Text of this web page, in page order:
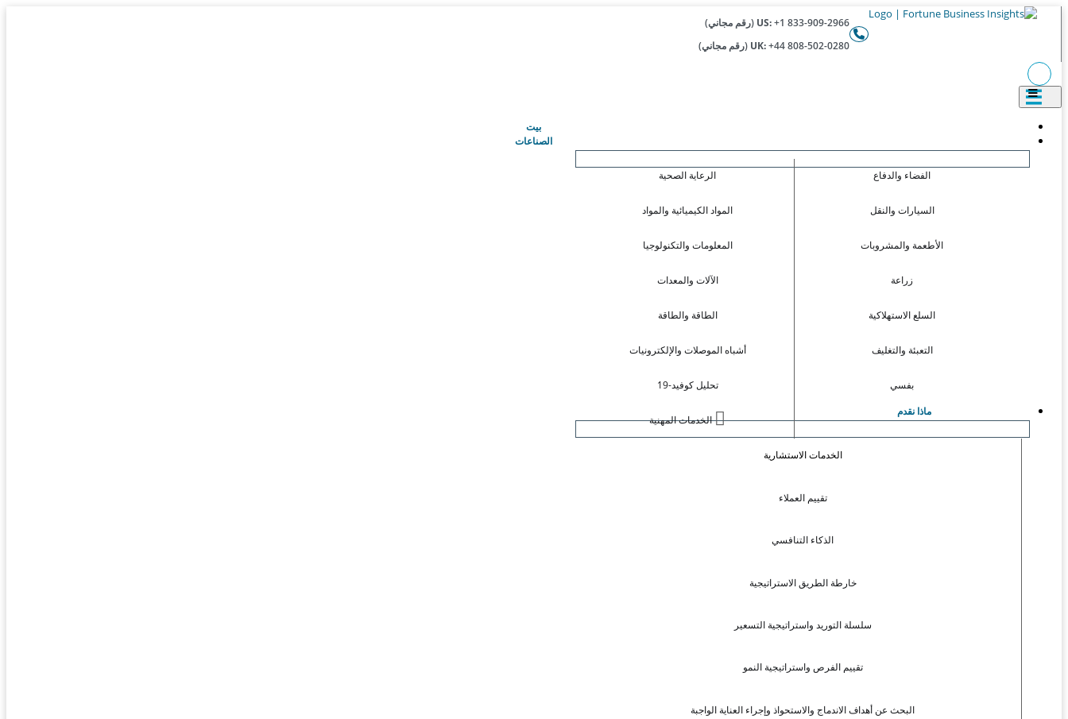
US:+1 833-909-2966 (رقم مجاني)
UK:+44 808-502-0280 (رقم مجاني)
بيت(حاضِر)
الصناعات
الرعاية الصحية
المواد الكيميائية والمواد
المعلومات والتكنولوجيا
الآلات والمعدات
الطاقة والطاقة
أشباه الموصلات والإلكترونيات
تحليل كوفيد-19
الخدمات المهنية
الفضاء والدفاع
السيارات والنقل
الأطعمة والمشروبات
زراعة
السلع الاستهلاكية
التعبئة والتغليف
بفسي
ماذا نقدم
الخدمات الاستشارية
تقييم العملاء
الذكاء التنافسي
خارطة الطريق الاستراتيجية
سلسلة التوريد واستراتيجية التسعير
تقييم الفرص واستراتيجية النمو
البحث عن أهداف الاندماج والاستحواذ وإجراء العناية الواجبة